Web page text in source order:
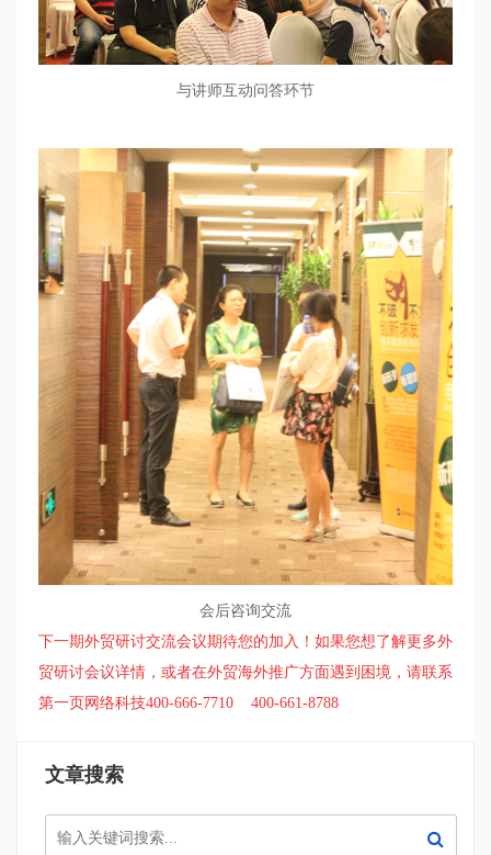
与讲师互动问答环节
会后咨询交流
下一期外贸研讨交流会议期待您的加入！如果您想了解更多外
贸研讨会议详情，或者在外贸海外推广方面遇到困境，请联系
第一页网络科技400-666-7710 400-661-8788
文章搜索